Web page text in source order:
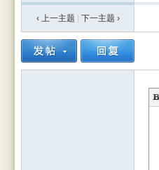
‹ 上一主题 下一主题 ›